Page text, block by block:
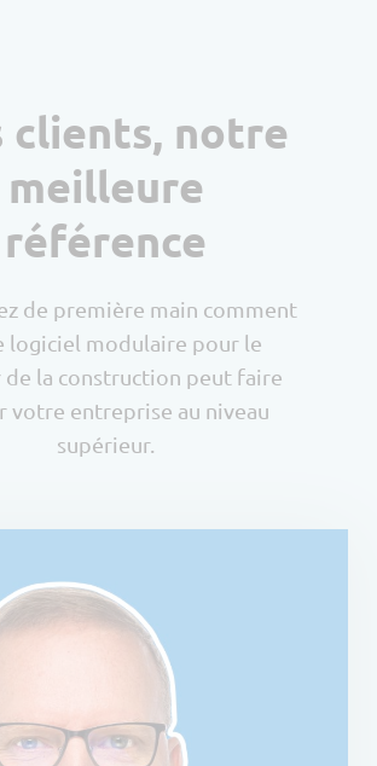
clients, notre
meilleure
référence
de première main comment
logiciel modulaire pour le
de la construction peut faire
votre entreprise au niveau
supérieur.